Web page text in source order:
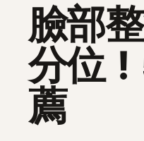
臉部
分位
薦